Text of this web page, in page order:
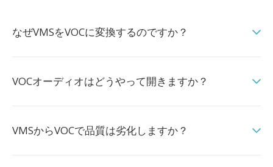
なぜVMSをVOCに変換するのですか？
VOCオーディオはどうやって開きますか？
VMSからVOCで品質は劣化しますか？